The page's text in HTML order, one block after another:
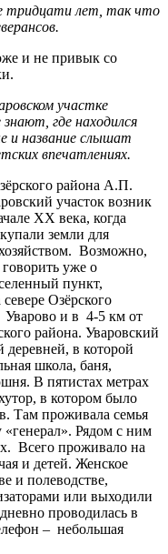
тридцати лет, так что
и не привык со
участке
где находился
и название слышат
впечатлениях.
района А.П.
участок возник
ХХ века, когда
земли для
Возможно,
уже о
пункт,
Озёрского
Уварово и в 4-5 км от
района. Уваровский
деревней, в которой
школа, баня,
В пятистах метрах
в котором было
Там проживала семья
Рядом с ним
Всего проживало на
и детей. Женское
и полеводстве,
или выходили
проводилась в
– небольшая